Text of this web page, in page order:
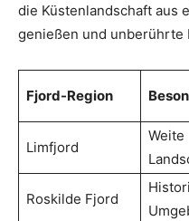
die Küstenlandschaft aus
genießen und unberührte
Fjord-Region
Limfjord
Weite
Roskilde Fjord